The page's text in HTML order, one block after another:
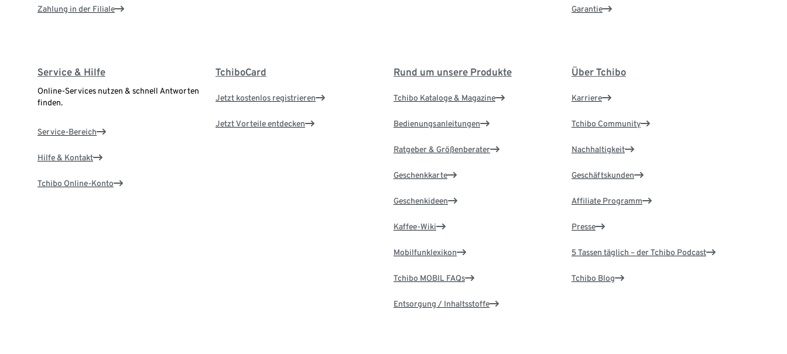
Zahlung in der Filiale Garantie
Service & Hilfe
Online-Services nutzen & schnell Antworten
finden.
Service-Bereich
Hilfe & Kontakt
Tchibo Online-Konto
TchiboCard
Jetzt kostenlos registrieren
Jetzt Vorteile entdecken
Rund um unsere Produkte
Tchibo Kataloge & Magazine
Bedienungsanleitungen
Ratgeber & Größenberater
Geschenkkarte
Geschenkideen
Kaffee-Wiki
Mobilfunklexikon
Tchibo MOBIL FAQs
Entsorgung / Inhaltsstoffe
Über Tchibo
Karriere
Tchibo Community
Nachhaltigkeit
Geschäftskunden
Affiliate Programm
Presse
5 Tassen täglich – der Tchibo Podcast
Tchibo Blog